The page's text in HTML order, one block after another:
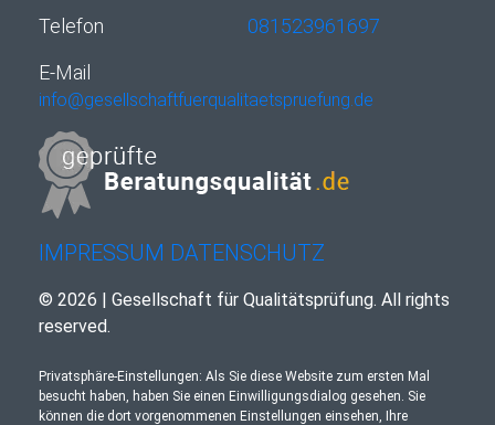
Telefon
081523961697
E-Mail
info@gesellschaftfuerqualitaetspruefung.de
IMPRESSUM DATENSCHUTZ
© 2026 | Gesellschaft für Qualitätsprüfung. All rights
reserved.
Privatsphäre-Einstellungen: Als Sie diese Website zum ersten Mal
besucht haben, haben Sie einen Einwilligungsdialog gesehen. Sie
können die dort vorgenommenen Einstellungen einsehen, Ihre